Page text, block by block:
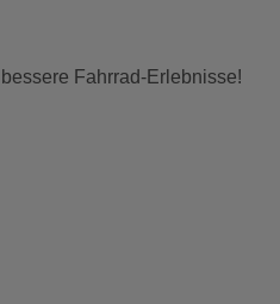
Fahrrad-Erlebnisse!